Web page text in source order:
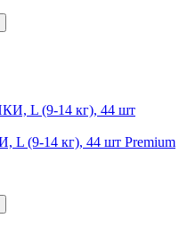
(9-14 кг), 44 шт Premium